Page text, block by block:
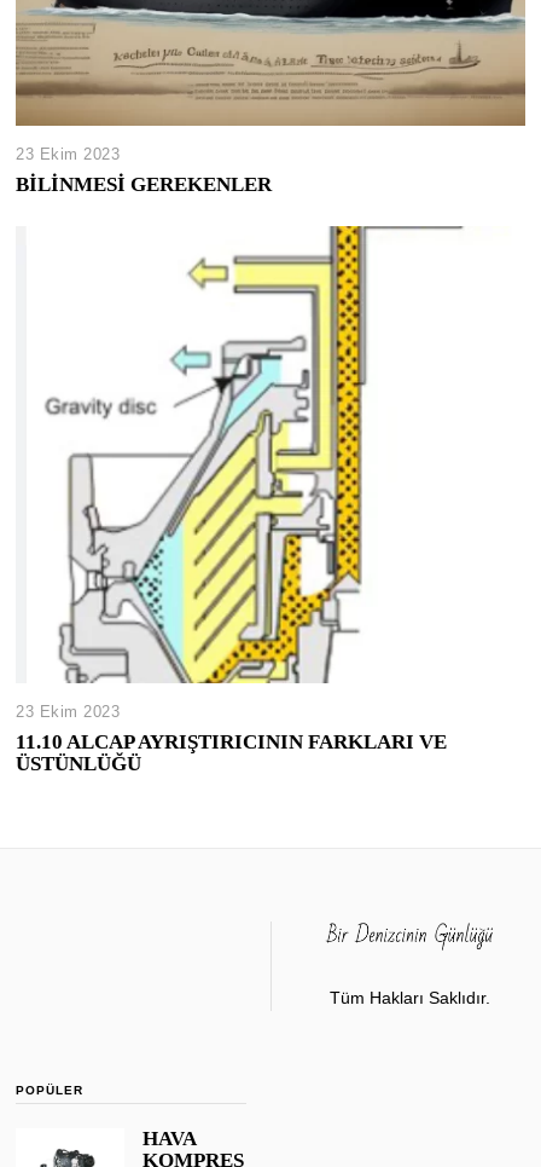
23 Ekim 2023
BİLİNMESİ GEREKENLER
23 Ekim 2023
11.10 ALCAP AYRIŞTIRICININ FARKLARI VE
ÜSTÜNLÜĞÜ
Tüm Hakları Saklıdır.
POPÜLER
HAVA
KOMPRES